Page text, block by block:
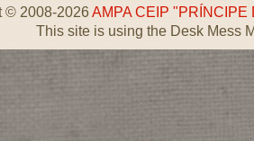
© 2008-2026AMPA CEIP "PRÍNCIPE
This site is using the Desk Mess